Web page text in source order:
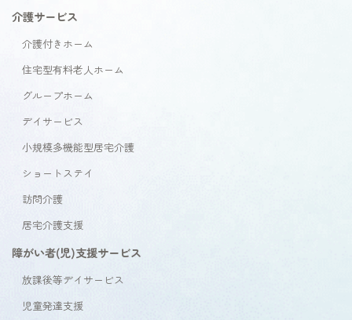
介護サービス
介護付きホーム
住宅型有料老人ホーム
グループホーム
デイサービス
小規模多機能型居宅介護
ショートステイ
訪問介護
居宅介護支援
障がい者(児)支援サービス
放課後等デイサービス
児童発達支援